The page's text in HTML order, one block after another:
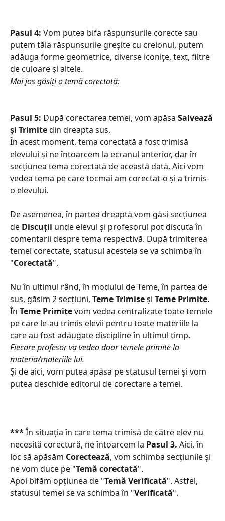
Pasul 4: Vom putea bifa răspunsurile corecte sau
putem tăia răspunsurile greșite cu creionul, putem
adăuga forme geometrice, diverse iconițe, text, filtre
de culoare și altele.
Mai jos găsiți o temă corectată:
Pasul 5: După corectarea temei, vom apăsa Salvează
și Trimite din dreapta sus.
În acest moment, tema corectată a fost trimisă
elevului și ne întoarcem la ecranul anterior, dar în
secțiunea tema corectată de această dată. Aici vom
vedea tema pe care tocmai am corectat-o și a trimis-
o elevului.
De asemenea, în partea dreaptă vom găsi secțiunea
de Discuții unde elevul și profesorul pot discuta în
comentarii despre tema respectivă. După trimiterea
temei corectate, statusul acesteia se va schimba în
"Corectată".
Nu în ultimul rând, în modulul de Teme, în partea de
sus, găsim 2 secțiuni, Teme Trimise și Teme Primite.
În Teme Primite vom vedea centralizate toate temele
pe care le-au trimis elevii pentru toate materiile la
care au fost adăugate discipline în ultimul timp.
Fiecare profesor va vedea doar temele primite la
materia/materiile lui.
Și de aici, vom putea apăsa pe statusul temei și vom
putea deschide editorul de corectare a temei.
*** În situația în care tema trimisă de către elev nu
necesită corectură, ne întoarcem la Pasul 3. Aici, în
loc să apăsăm Corectează, vom schimba secțiunile și
ne vom duce pe "Temă corectată".
Apoi bifăm opțiunea de "Temă Verificată". Astfel,
statusul temei se va schimba în "Verificată".